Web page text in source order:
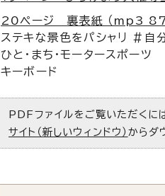
20ページ 裏表紙 （mp3
ステキな景色をパシャリ ＃自
ひと・まち・モータースポーツ
キーボード
PDFファイルをご覧いただくに
サイト（新しいウィンドウ） からダ